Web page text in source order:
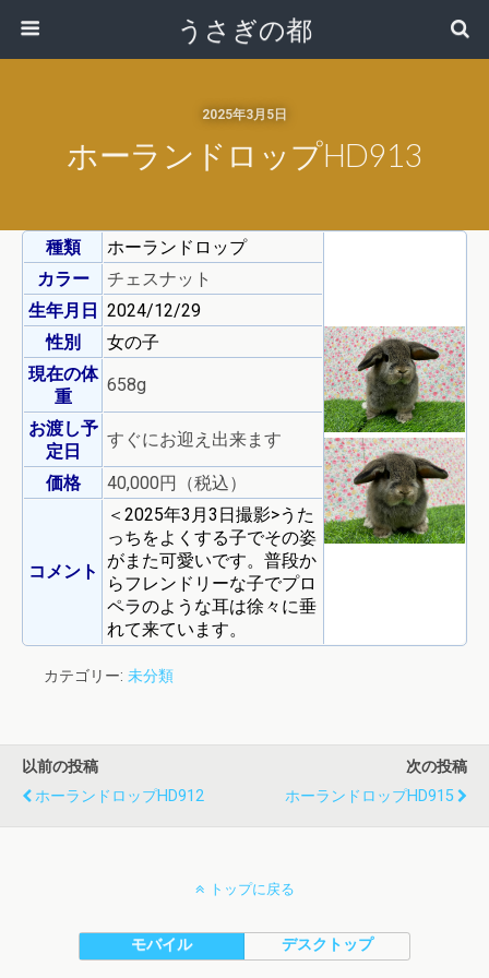
うさぎの都
2025年3月5日
ホーランドロップHD913
種類
ホーランドロップ
カラー
チェスナット
生年月日 2024/12/29
性別
女の子
現在の体
重
658g
お渡し予
定日
すぐにお迎え出来ます
価格 40,000円（税込）
コメント
＜2025年3月3日撮影>うた
っちをよくする子でその姿
がまた可愛いです。普段か
らフレンドリーな子でプロ
ペラのような耳は徐々に垂
れて来ています。
カテゴリー: 未分類
以前の投稿
ホーランドロップHD912
次の投稿
ホーランドロップHD915
トップに戻る
モバイル デスクトップ